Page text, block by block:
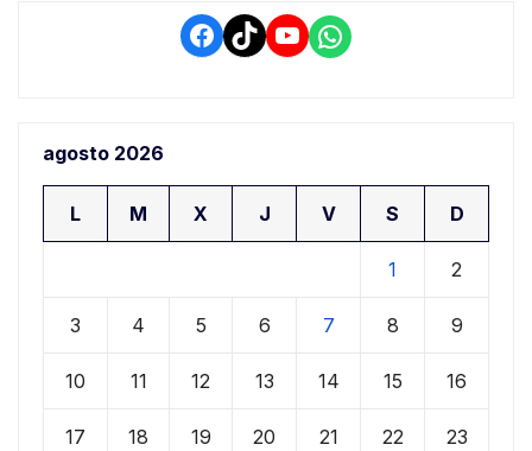
Facebook
TikTokYouTube
WhatsApp
agosto 2026
L M X J V S D
1 2
3 4 5 6 7 8 9
10 11 12 13 14 15 16
17 18 19 20 21 22 23